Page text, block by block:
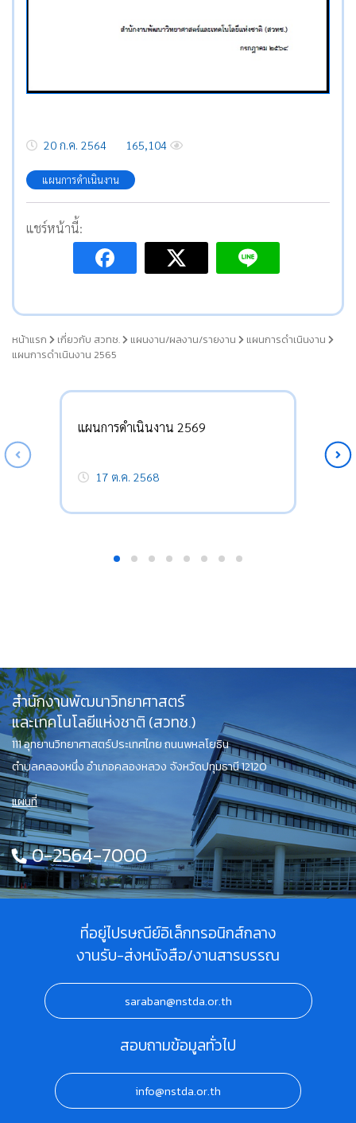
20 ก.ค. 2564 165,104
แผนการดำเนินงาน
แชร์หน้านี้:
หน้าแรก เกี่ยวกับ สวทช. แผนงาน/ผลงาน/รายงาน
แผนการดำเนินงาน
แผนการดำเนินงาน 2565
แผนการดำเนินงาน 2569
17 ต.ค. 2568
สำนักงานพัฒนาวิทยาศาสตร์
และเทคโนโลยีแห่งชาติ (สวทช.)
111 อุทยานวิทยาศาสตร์ประเทศไทย ถนนพหลโยธิน
ตำบลคลองหนึ่ง อำเภอคลองหลวง จังหวัดปทุมธานี 12120
แผนที่
0-2564-7000
ที่อยู่ไปรษณีย์อิเล็กทรอนิกส์กลาง
งานรับ-ส่งหนังสือ/งานสารบรรณ
saraban@nstda.or.th
สอบถามข้อมูลทั่วไป
info@nstda.or.th